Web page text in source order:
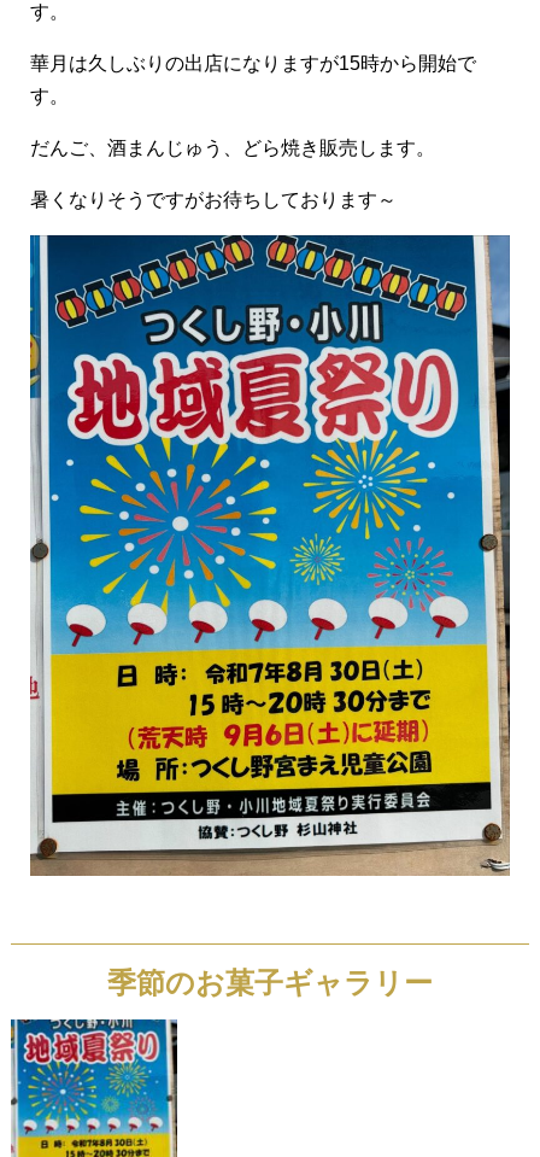
す。
華月は久しぶりの出店になりますが15時から開始で
す。
だんご、酒まんじゅう、どら焼き販売します。
暑くなりそうですがお待ちしております～
季節のお菓子ギャラリー